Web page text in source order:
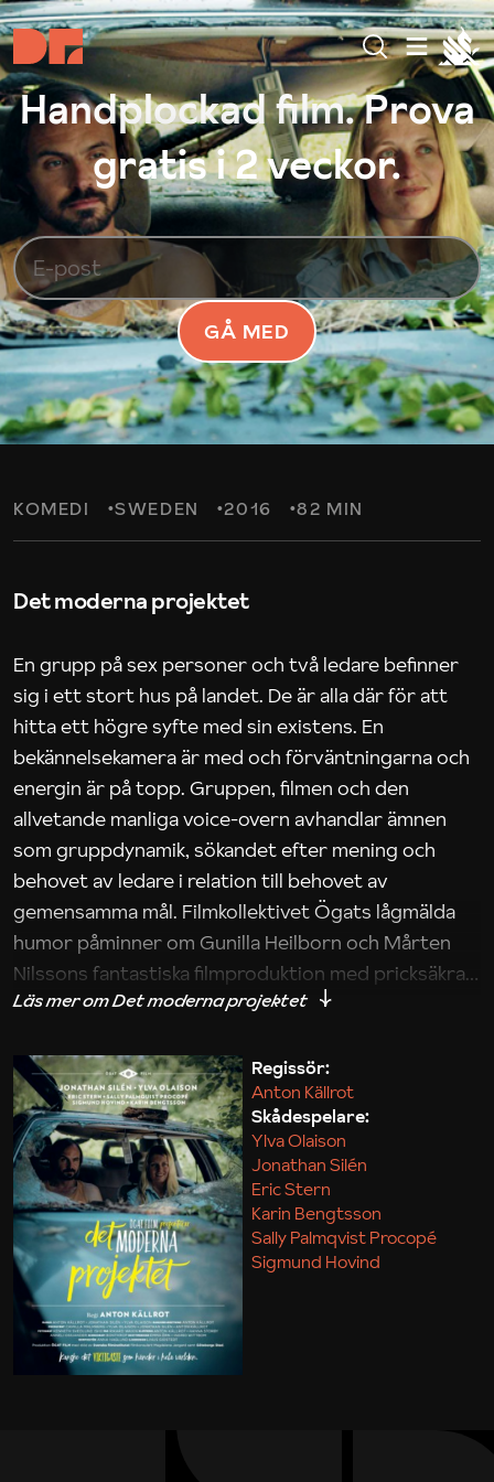
Handplockad film. Prova
gratis i 2 veckor.
GÅ MED
KOMEDI SWEDEN 2016 82 MIN
Det moderna projektet
En grupp på sex personer och två ledare befinner
sig i ett stort hus på landet. De är alla där för att
hitta ett högre syfte med sin existens. En
bekännelsekamera är med och förväntningarna och
energin är på topp. Gruppen, filmen och den
allvetande manliga voice-overn avhandlar ämnen
som gruppdynamik, sökandet efter mening och
behovet av ledare i relation till behovet av
gemensamma mål. Filmkollektivet Ögats lågmälda
humor påminner om Gunilla Heilborn och Mårten
Nilssons fantastiska filmproduktion med pricksäkra
iakttagelser om hur svårt det kan vara att omsätta
Maja Kekonius
Regissör:
Anton Källrot
Skådespelare:
Ylva Olaison
Jonathan Silén
Eric Stern
Karin Bengtsson
Sally Palmqvist Procopé
Sigmund Hovind